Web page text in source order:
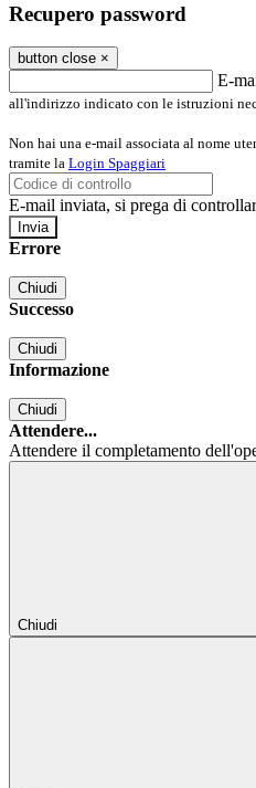
Recupero password
button close ×
E-
all'indirizzo indicato con le istruzioni
Non hai una e-mail associata al nome
tramite la Login Spaggiari
E-mail inviata, si prega di
Errore
Chiudi
Successo
Chiudi
Informazione
Chiudi
Attendere...
Attendere il completamento
Chiudi